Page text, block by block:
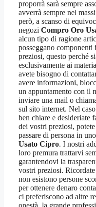
proporrà sarà sempre
avverrà sempre nel
però, a scanso di
negozi Compro Oro
alcun tipo di ragione
posseggano
preziosi, questo perché
esclusivamente ai
avete bisogno di
avere informazioni,
un appuntamento con il
inviare una mail o
sul sito internet. Nel
ben chiare e desideriate
dei vostri preziosi,
passare di persona in
Usato Cipro. I nostri
loro premura trattarvi
garantendovi la
vostri preziosi.
non esistono persone
per ottenere denaro
ci preferiscono ad altre